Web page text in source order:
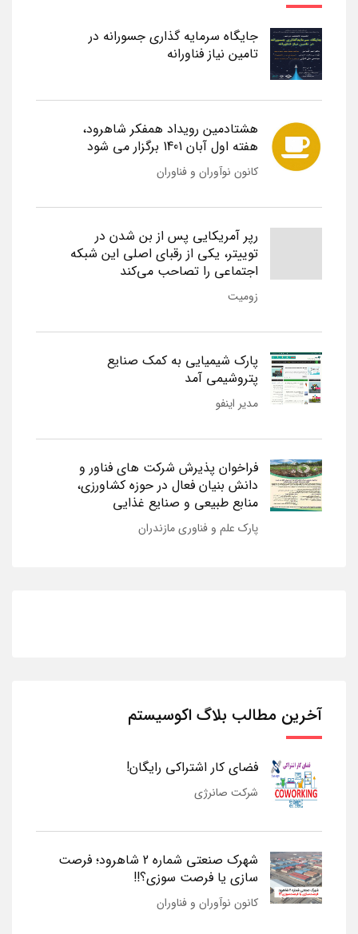
جایگاه سرمایه گذاری جسورانه در
تامین نیاز فناورانه
هشتادمین رویداد همفکر شاهرود،
هفته اول آبان 1401 برگزار می شود
کانون نوآوران و فناوران
رپر آمریکایی پس از بن شدن در
توییتر، یکی از رقبای اصلی این شبکه
اجتماعی را تصاحب می‌کند
زومیت
پارک شیمیایی به کمک صنایع
پتروشیمی آمد
مدیر اینفو
فراخوان پذیرش شرکت های فناور و
دانش بنیان فعال در حوزه کشاورزی،
منابع طبیعی و صنایع غذایی
پارک علم و فناوری مازندران
آخرین مطالب بلاگ اکوسیستم
فضای کار اشتراکی رایگان!
شرکت صانرژی
شهرک صنعتی شماره 2 شاهرود؛ فرصت
سازی یا فرصت سوزی؟!!
کانون نوآوران و فناوران